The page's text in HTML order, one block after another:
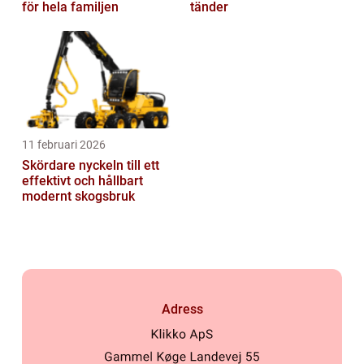
för hela familjen tänder
11 februari 2026
Skördare nyckeln till ett
effektivt och hållbart
modernt skogsbruk
Adress